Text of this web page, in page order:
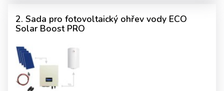
2. Sada pro fotovoltaický ohřev vody ECO
Solar Boost PRO